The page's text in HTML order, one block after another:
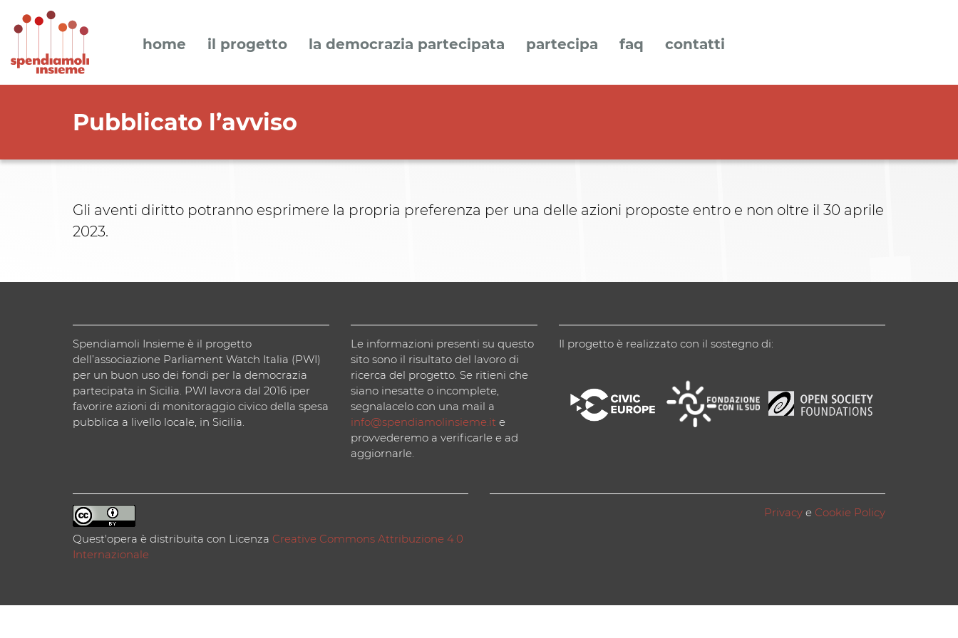
home il progetto la democrazia partecipata partecipa faq contatti
Pubblicato l’avviso
Gli aventi diritto potranno esprimere la propria preferenza per una delle azioni proposte entro e non oltre il 30 aprile
2023.
Spendiamoli Insieme è il progetto
dell’associazione Parliament Watch Italia (PWI)
per un buon uso dei fondi per la democrazia
partecipata in Sicilia. PWI lavora dal 2016 iper
favorire azioni di monitoraggio civico della spesa
pubblica a livello locale, in Sicilia.
Le informazioni presenti su questo
sito sono il risultato del lavoro di
ricerca del progetto. Se ritieni che
siano inesatte o incomplete,
segnalacelo con una mail a
info@spendiamolinsieme.ite
provvederemo a verificarle e ad
aggiornarle.
Il progetto è realizzato con il sostegno di:
Quest'opera è distribuita con Licenza Creative Commons Attribuzione 4.0
Internazionale
Privacy e Cookie Policy